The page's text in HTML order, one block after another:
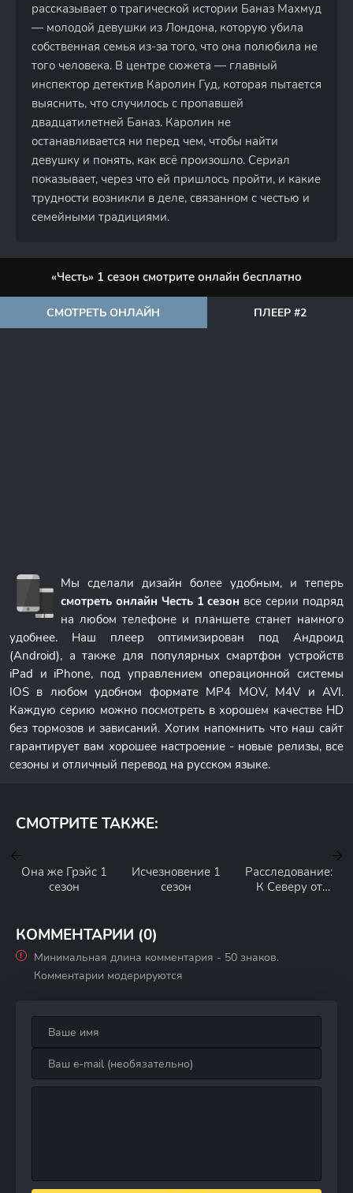
рассказывает о трагической истории Баназ Махмуд
— молодой девушки из Лондона, которую убила
собственная семья из-за того, что она полюбила не
того человека. В центре сюжета — главный
инспектор детектив Каролин Гуд, которая пытается
выяснить, что случилось с пропавшей
двадцатилетней Баназ. Каролин не
останавливается ни перед чем, чтобы найти
девушку и понять, как всё произошло. Сериал
показывает, через что ей пришлось пройти, и какие
трудности возникли в деле, связанном с честью и
семейными традициями.
«Честь» 1 сезон смотрите онлайн бесплатно
СМОТРЕТЬ ОНЛАЙН ПЛЕЕР #2
Мы сделали дизайн более удобным, и теперь
смотреть онлайн Честь 1 сезон все серии подряд
на любом телефоне и планшете станет намного
удобнее. Наш плеер оптимизирован под Андроид
(Android), а также для популярных смартфон устройств
iPad и iPhone, под управлением операционной системы
IOS в любом удобном формате MP4 MOV, M4V и AVI.
Каждую серию можно посмотреть в хорошем качестве HD
без тормозов и зависаний. Хотим напомнить что наш сайт
гарантирует вам хорошее настроение - новые релизы, все
сезоны и отличный перевод на русском языке.
СМОТРИТЕ ТАКЖЕ:
Она же Грэйс 1
сезон
Исчезновение 1
сезон
Расследование:
К Северу от
КОММЕНТАРИИ (0)
Минимальная длина комментария - 50 знаков.
Комментарии модерируются